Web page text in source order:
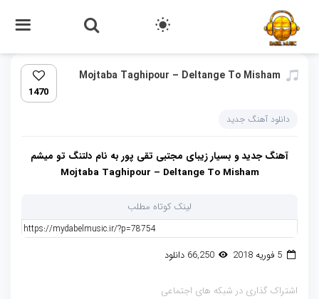
Mojtaba Taghipour – Deltange To Misham
1470
دانلود آهنگ جدید
آهنگ جدید و بسیار زیبای مجتبی تقی پور به نام دلتنگ تو میشم
Mojtaba Taghipour – Deltange To Misham
لینک کوتاه مطلب
5 فوریه 2018 66,250 دانلود
اشتراک گذاری در شبکه های اجتماعی